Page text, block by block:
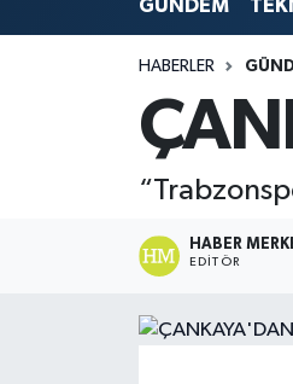
GÜNDEM
HABERLER
HABER
EDITÖR
Tüm Manşetler
Haber Arşivi